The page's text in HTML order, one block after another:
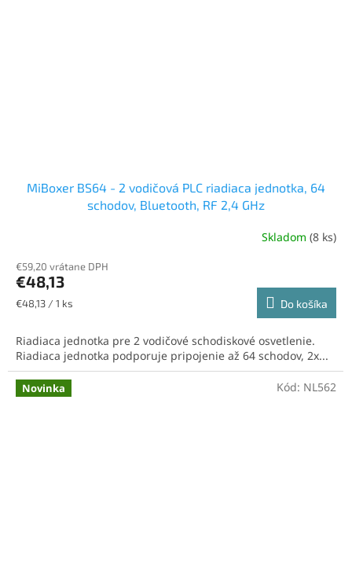
MiBoxer BS64 - 2 vodičová PLC riadiaca jednotka, 64
schodov, Bluetooth, RF 2,4 GHz
Skladom (8 ks)
€59,20 vrátane DPH
€48,13
Jednotková
€48,13 / 1 ks Do košíka
Riadiaca jednotka pre 2 vodičové schodiskové osvetlenie.
Riadiaca jednotka podporuje pripojenie až 64 schodov, 2x...
Novinka Kód: NL562